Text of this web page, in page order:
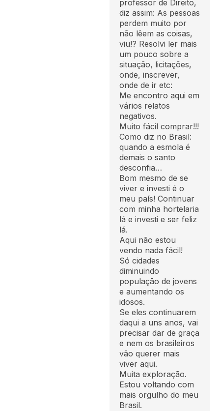
professor de Direito,
diz assim: As pessoas
perdem muito por
não lêem as coisas,
viu!? Resolvi ler mais
um pouco sobre a
situação, licitações,
onde, inscrever,
onde de ir etc:
Me encontro aqui em
vários relatos
negativos.
Muito fácil comprar!!!
Como diz no Brasil:
quando a esmola é
demais o santo
desconfia…
Bom mesmo de se
viver e investi é o
meu país! Continuar
com minha hortelaria
lá e investi e ser feliz
lá.
Aqui não estou
vendo nada fácil!
Só cidades
diminuindo
população de jovens
e aumentando os
idosos.
Se eles continuarem
daqui a uns anos, vai
precisar dar de graça
e nem os brasileiros
vão querer mais
viver aqui.
Muita exploração.
Estou voltando com
mais orgulho do meu
Brasil.